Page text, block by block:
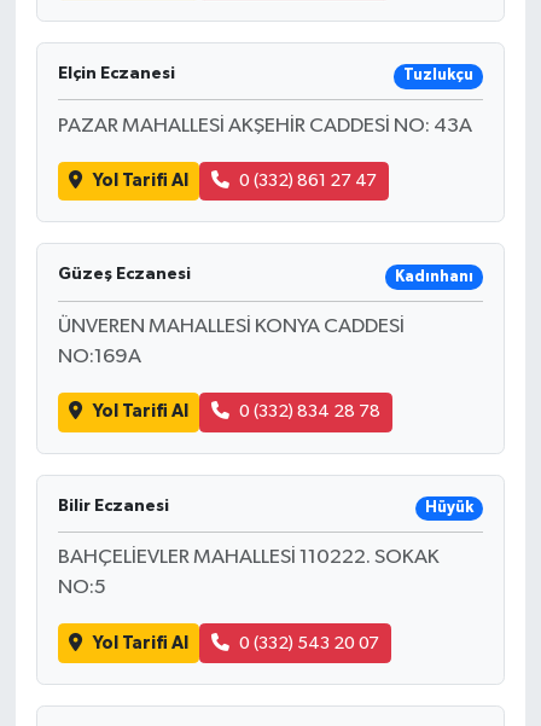
Elçin Eczanesi Tuzlukçu
PAZAR MAHALLESİ AKŞEHİR CADDESİ NO: 43A
Yol Tarifi Al 0 (332) 861 27 47
Güzeş Eczanesi Kadınhanı
ÜNVEREN MAHALLESİ KONYA CADDESİ
NO:169A
Yol Tarifi Al 0 (332) 834 28 78
Bilir Eczanesi Hüyük
BAHÇELİEVLER MAHALLESİ 110222. SOKAK
NO:5
Yol Tarifi Al 0 (332) 543 20 07